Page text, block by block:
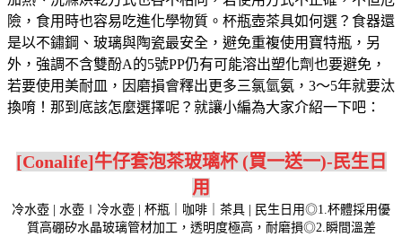
險，食用時也容易吃進化學物質。杯瓶壺茶具如何選？食器還
是以不鏽鋼、玻璃與陶瓷最安全，避免重複使用寶特瓶，另
外，強調不含雙酚A的5號PP仍有可能溶出塑化劑也要避免，
若要使用美耐皿，因磨損會釋出更多三氯氫氨，3～5年就要汰
換唷！那到底該怎麼選擇呢？就讓小編為大家介紹一下吧：
[Conalife]牛仔套泡茶玻璃杯 (買一送一)-民生日
用
冷水壺 | 水壺∣冷水壺 | 杯瓶｜咖啡｜茶具 | 民生日用◎1.杯體採用優
質高硼矽水晶玻璃管材加工，透明度極高，耐磨損◎2.瞬間溫差